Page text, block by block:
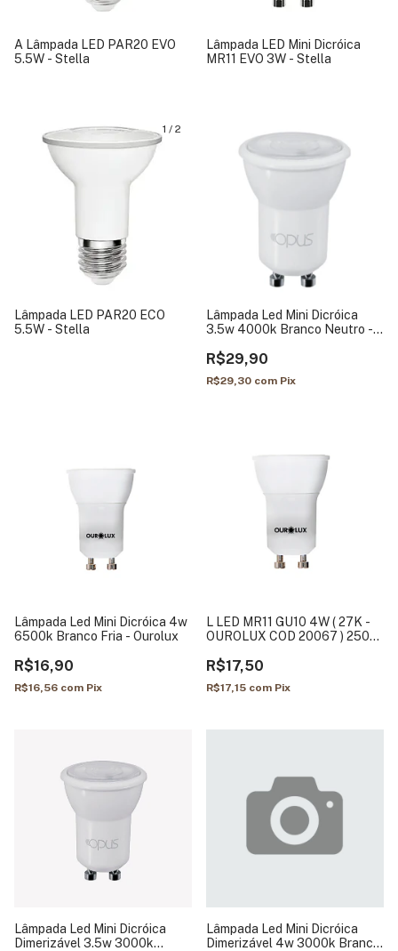
A Lâmpada LED PAR20 EVO
5.5W - Stella
Lâmpada LED Mini Dicróica
MR11 EVO 3W - Stella
1 / 2
Lâmpada LED PAR20 ECO
5.5W - Stella
Lâmpada Led Mini Dicróica
3.5w 4000k Branco Neutro -
R$29,90
R$29,30 com Pix
Lâmpada Led Mini Dicróica 4w
6500k Branco Fria - Ourolux
R$16,90
R$16,56 com Pix
L LED MR11 GU10 4W ( 27K -
OUROLUX COD 20067 ) 250
R$17,50
R$17,15 com Pix
Lâmpada Led Mini Dicróica
Dimerizável 3.5w 3000k
Lâmpada Led Mini Dicróica
Dimerizável 4w 3000k Branco